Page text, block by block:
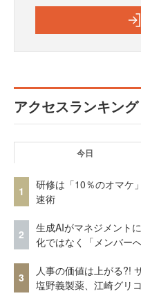
アクセスランキング
今日
1
研修は「10％のオマ
速術
2
生成AIがマネジメント
化ではなく「メンバー
3
人事の価値は上がる?!
塩野義製薬、江崎グリ